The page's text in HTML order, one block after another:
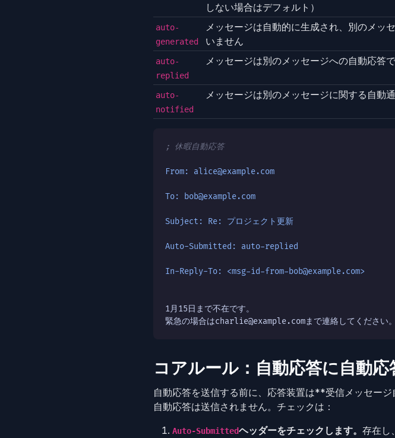
しない場合はデフォルト）
auto-
generated
メッセージは自動的に生成され、別のメッ
いません
auto-
replied
メッセージは別のメッセージへの自動応答
auto-
notified
メッセージは別のメッセージに関する自動
; 休暇自動応答
From: alice@example.com
To: bob@example.com
Subject: Re: プロジェクト更新
Auto-Submitted: auto-replied
In-Reply-To: <msg-id-from-bob@example.com>
1月15日まで不在です。
緊急の場合はcharlie@example.comまで連絡してください。
コアルール：自動応答に自動応
自動応答を送信する前に、応答装置は**受信メッセー
自動応答は送信されません。チェックは：
Auto-Submittedヘッダーをチェックします。 存在し、